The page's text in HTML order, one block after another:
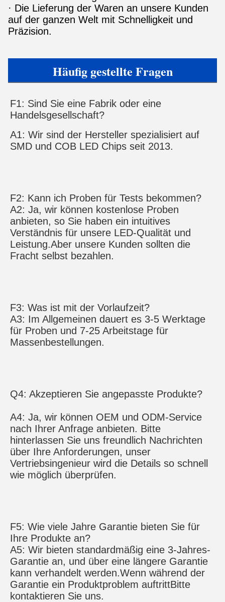
· Die Lieferung der Waren an unsere Kunden
auf der ganzen Welt mit Schnelligkeit und
Präzision.
Häufig gestellte Fragen
F1: Sind Sie eine Fabrik oder eine
Handelsgesellschaft?
A1: Wir sind der Hersteller spezialisiert auf
SMD und COB LED Chips seit 2013.
F2: Kann ich Proben für Tests bekommen?
A2: Ja, wir können kostenlose Proben
anbieten, so Sie haben ein intuitives
Verständnis für unsere LED-Qualität und
Leistung.Aber unsere Kunden sollten die
Fracht selbst bezahlen.
F3: Was ist mit der Vorlaufzeit?
A3: Im Allgemeinen dauert es 3-5 Werktage
für Proben und 7-25 Arbeitstage für
Massenbestellungen.
Q4: Akzeptieren Sie angepasste Produkte?
A4: Ja, wir können OEM und ODM-Service
nach Ihrer Anfrage anbieten. Bitte
hinterlassen Sie uns freundlich Nachrichten
über Ihre Anforderungen, unser
Vertriebsingenieur wird die Details so schnell
wie möglich überprüfen.
F5: Wie viele Jahre Garantie bieten Sie für
Ihre Produkte an?
A5: Wir bieten standardmäßig eine 3-Jahres-
Garantie an, und über eine längere Garantie
kann verhandelt werden.Wenn während der
Garantie ein Produktproblem auftrittBitte
kontaktieren Sie uns.